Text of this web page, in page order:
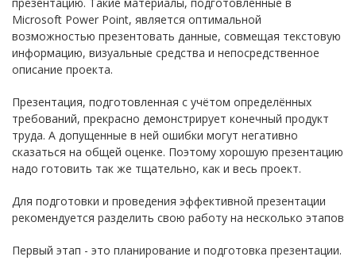
Microsoft Power Point, является оптимальной
возможностью презентовать данные, совмещая текстовую
информацию, визуальные средства и непосредственное
описание проекта.
Презентация, подготовленная с учётом определённых
требований, прекрасно демонстрирует конечный продукт
труда. А допущенные в ней ошибки могут негативно
сказаться на общей оценке. Поэтому хорошую презентацию
надо готовить так же тщательно, как и весь проект.
Для подготовки и проведения эффективной презентации
рекомендуется разделить свою работу на несколько этапов
Первый этап - это планирование и подготовка презентации.